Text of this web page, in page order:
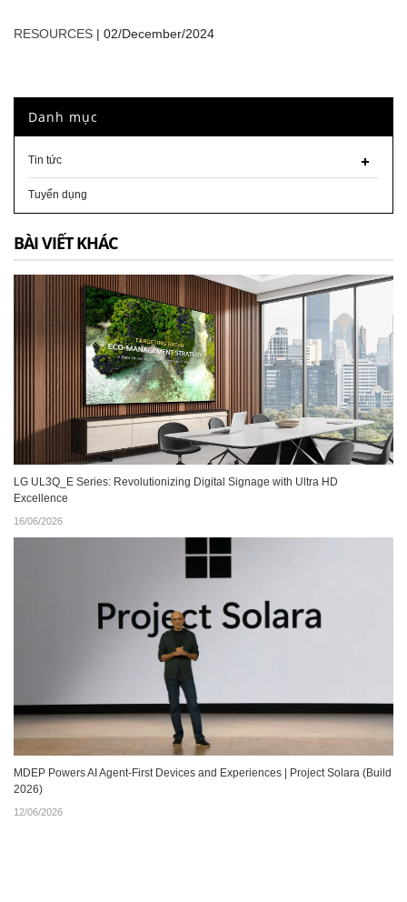
RESOURCES | 02/December/2024
Danh mục
Tin tức
Tuyển dụng
BÀI VIẾT KHÁC
LG UL3Q_E Series: Revolutionizing Digital Signage with Ultra HD
Excellence
16/06/2026
MDEP Powers AI Agent‑First Devices and Experiences | Project Solara (Build
2026)
12/06/2026